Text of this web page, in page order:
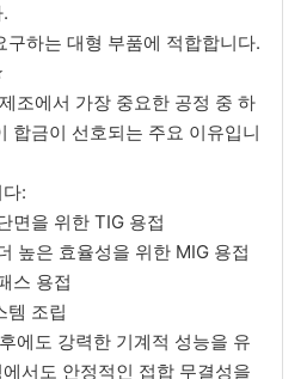
구하는 대형 부품에 적합합니다.
조에서 가장 중요한 공정 중 하
합금이 선호되는 주요 이유입니
:
면을 위한 TIG 용접
높은 효율성을 위한 MIG 용접
스 용접
템 조립
에도 강력한 기계적 성능을 유
서도 안정적인 접합 무결성을